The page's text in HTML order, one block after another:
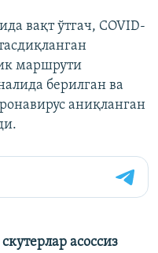
вақт ўтгач, COVID-
маршрути
берилган ва
аниқланган
асоссиз